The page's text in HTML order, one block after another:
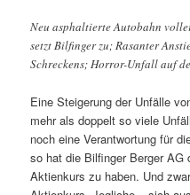
Neu asphaltierte Autobahn
setzt Bilfinger zu; Rasanter
Schreckens; Horror-Unfall auf
Eine Steigerung der Unfälle
mehr als doppelt so viele
noch eine Verantwortung für
so hat die Bilfinger Berger AG
Aktienkurs zu haben. Und